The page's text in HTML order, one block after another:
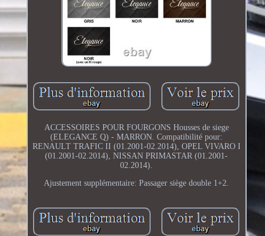
ACCESSOIRES POUR FOURGONS Housses de siege
(ELEGANCE Q) - MARRON. Compatibilité pour:
RENAULT TRAFIC II (01.2001-02.2014), OPEL VIVARO I
(01.2001-02.2014), NISSAN PRIMASTAR (01.2001-
02.2014).
Ajustement supplémentaire: Passager siège double 1+2.